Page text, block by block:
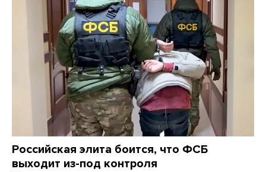
Российская элита боится, что ФСБ
выходит из-под контроля